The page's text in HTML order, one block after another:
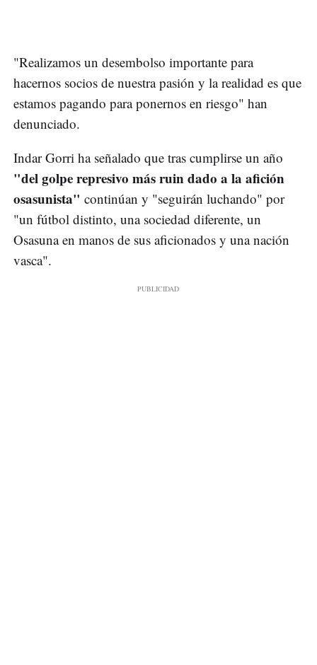
"Realizamos un desembolso importante para
hacernos socios de nuestra pasión y la realidad es que
estamos pagando para ponernos en riesgo" han
denunciado.
Indar Gorri ha señalado que tras cumplirse un año
"del golpe represivo más ruin dado a la afición
osasunista" continúan y "seguirán luchando" por
"un fútbol distinto, una sociedad diferente, un
Osasuna en manos de sus aficionados y una nación
vasca".